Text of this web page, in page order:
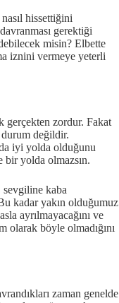
hissettiğini
gerektiği
misin? Elbette
iznini vermeye yeterli
gerçekten zordur. Fakat
değildir.
iyi yolda olduğunu
bir yolda olmazsın.
kaba
kadar yakın olduğumuz
ayrılmayacağını ve
olarak böyle olmadığını
zaman genelde